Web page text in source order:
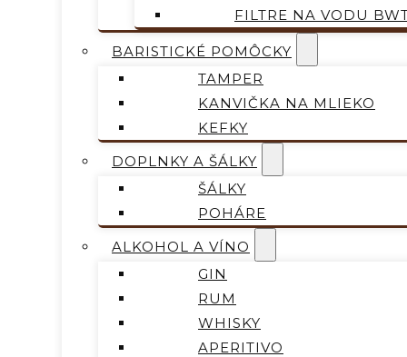
FILTRE NA VODU
BARISTICKÉ POMÔCKY
TAMPER
KANVIČKA NA MLIEKO
KEFKY
DOPLNKY A ŠÁLKY
ŠÁLKY
POHÁRE
ALKOHOL A VÍNO
GIN
RUM
WHISKY
APERITIVO